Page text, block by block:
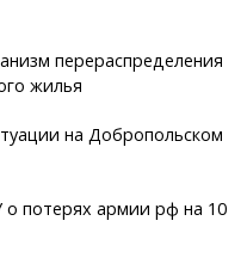
перераспределения
жилья
на Добропольском
потерях армии рф на 10